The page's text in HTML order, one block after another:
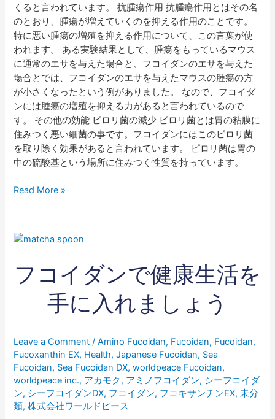
くると言われています。 抗腫瘍作用 抗腫瘍作用とはその名
のとおり、腫瘍が増えていくのを抑える作用のことです。
特に悪い腫瘍の増殖を抑える作用について、この言葉が使
われます。 ある実験結果として、腫瘍をもっているマウス
に通常のエサを与えた場合と、フコイダンのエサを与えた
場合とでは、フコイダンのエサを与えたマウスの腫瘍の方
が小さくなったという例がありました。 なので、フコイダ
ンには腫瘍の増殖を抑える力があると言われているので
す。 その他の効能 ピロリ菌の減少 ピロリ菌とは胃の粘膜に
住みつく悪い細菌の事です。フコイダンにはこのピロリ菌
を取り除く効果があると言われています。 ピロリ菌は胃の
中の硫酸基という場所に住みつく性質を持っています。
Read More »
フコイダンで健康生活を
手に入れましょう
Leave a Comment /Amino Fucoidan, Fucoidan, Fucoidan,
Fucoxanthin EX, Health,Japanese Fucoidan, Sea
Fucoidan, Sea Fucoidan DX,worldpeace Fucoidan,
worldpeace inc., アカモク, アミノフコイダン, シーフコイダ
ン, シーフコイダンDX, フコイダン, フコキサンチンEX,未分
類,株式会社ワールドピース
フ
イ
ダ
康
生
活
を
手
に